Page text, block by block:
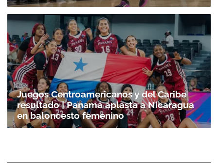
Juegos Centroamericanos y del Caribe
resultado | Panamá aplasta a Nicaragua
en baloncesto femenino